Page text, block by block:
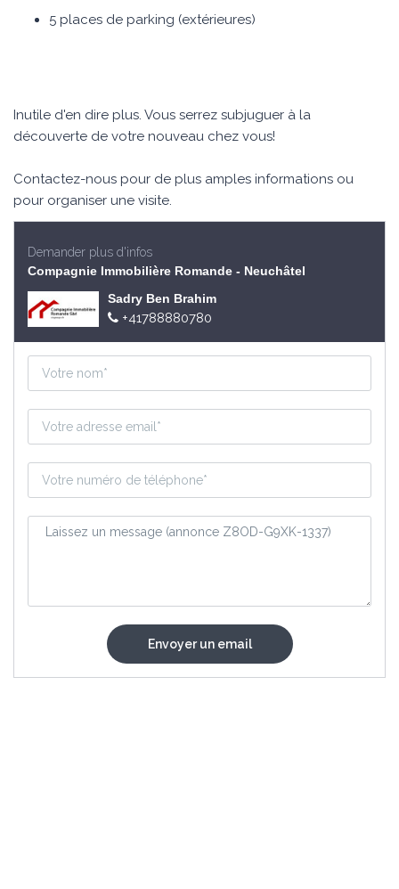
5 places de parking (extérieures)
Inutile d'en dire plus. Vous serrez subjuguer à la
découverte de votre nouveau chez vous!
Contactez-nous pour de plus amples informations ou
pour organiser une visite.
Demander plus d'infos
Compagnie Immobilière Romande - Neuchâtel
Sadry Ben Brahim
+41788880780